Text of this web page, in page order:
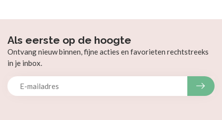
Als eerste op de hoogte
Ontvang nieuw binnen, fijne acties en favorieten rechtstreeks
in je inbox.